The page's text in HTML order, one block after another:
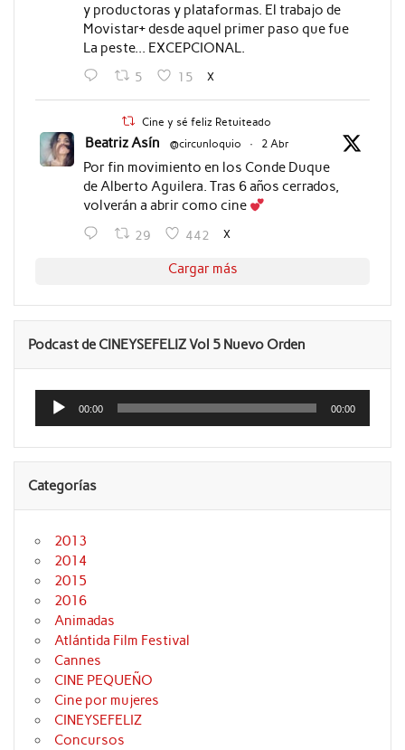
y productoras y plataformas. El trabajo de
Movistar+ desde aquel primer paso que fue
La peste... EXCEPCIONAL.
5 15 X
Cine y sé feliz Retuiteado
Beatriz Asín @circunloquio · 2 Abr
Por fin movimiento en los Conde Duque
de Alberto Aguilera. Tras 6 años cerrados,
volverán a abrir como cine
29 442 X
Cargar más
Podcast de CINEYSEFELIZ Vol 5 Nuevo Orden
Reproductor
audio
00:00 00:00
Categorías
2013
2014
2015
2016
Animadas
Atlántida Film Festival
Cannes
CINE PEQUEÑO
Cine por mujeres
CINEYSEFELIZ
Concursos